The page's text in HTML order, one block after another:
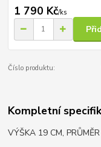
1 790 Kč/ks
Číslo produktu:
Kompletní
VÝŠKA 19 CM,